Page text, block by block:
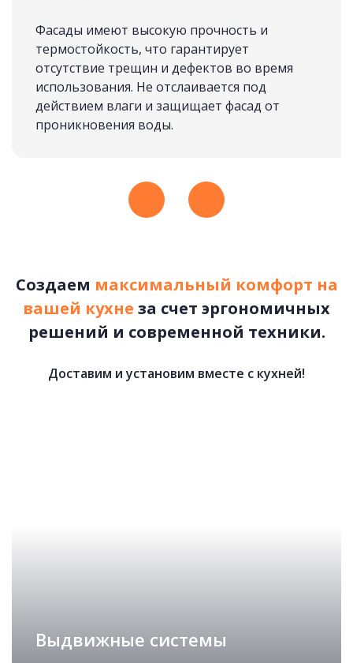
СКАНДИНАВИЯ подробнее
Рассчитать стоимость
КУХНИ ЛОФТ подробнее
Фасады имеют высокую прочность и
термостойкость, что гарантирует
отсутствие трещин и дефектов во время
использования. Не отслаивается под
действием влаги и защищает фасад от
проникновения воды.
Создаем максимальный комфорт на
вашей кухне за счет эргономичных
решений и современной техники.
Доставим и установим вместе с кухней!
Выдвижные системы